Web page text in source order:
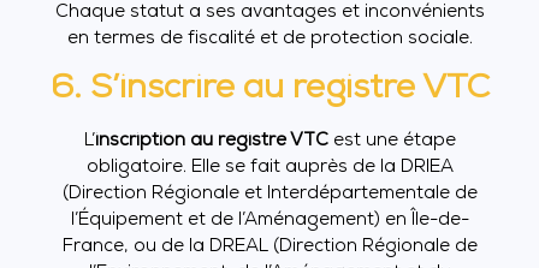
Chaque statut a ses avantages et inconvénients
en termes de fiscalité et de protection sociale.
6. S’inscrire au registre VTC
L’inscription au registre VTCest une étape
obligatoire. Elle se fait auprès de la DRIEA
(Direction Régionale et Interdépartementale de
l’Équipement et de l’Aménagement) en Île-de-
France, ou de la DREAL (Direction Régionale de